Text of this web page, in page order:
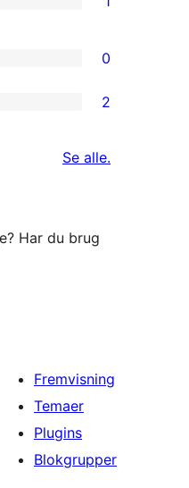
0
2
Se alleanmeldelser
.
Har du brug
Fremvisning
Temaer
Plugins
Blokgrupper